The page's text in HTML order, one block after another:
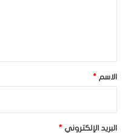
*الاسم *
البريد الإلكتروني *